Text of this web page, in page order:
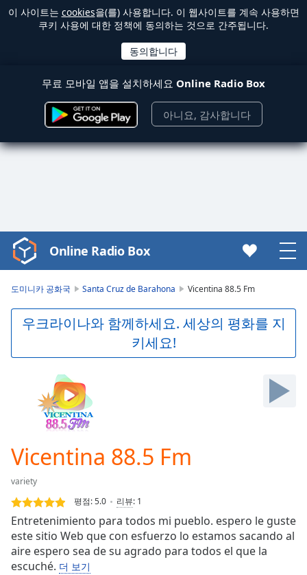
이 사이트는 cookies을(를) 사용합니다. 이 웹사이트를 계속 사용하면
쿠키 사용에 대한 정책에 동의하는 것으로 간주됩니다.
무료 모바일 앱을 설치하세요 Online Radio Box
아니요, 감사합니다
Video
Player
Play
Video
Skip
Loaded
0.00%
Stream
TypeLIVE
Seek to
currently
Online Radio Box
도미니카 공화국 Santa Cruz de Barahona Vicentina 88.5 Fm
우크라이나와 함께하세요. 세상의 평화를 지
키세요!
Vicentina 88.5 Fm
variety
평점:5.0 리뷰: 1
Entretenimiento para todos mi pueblo. espero le guste
este sitio Web que con esfuerzo lo estamos sacando al
aire espero sea de su agrado para todos el que la
escuché. 더 보기